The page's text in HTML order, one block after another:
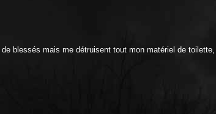
blessés mais me détruisent tout mon matériel de toilette,